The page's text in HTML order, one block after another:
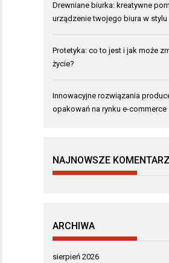
Drewniane biurka: kreatywne
urządzenie twojego biura w stylu
Protetyka: co to jest i jak może
życie?
Innowacyjne rozwiązania
opakowań na rynku e-commerce
NAJNOWSZE
ARCHIWA
sierpień 2026